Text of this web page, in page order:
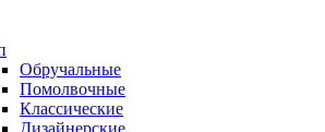
Обручальные
Помолвочные
Классические
Дизайнерские